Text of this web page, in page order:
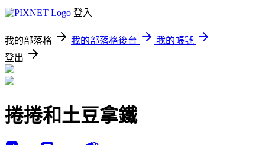
登入
我的部落格 我的部落格後台
我的帳號
登出
捲捲和土豆拿鐵